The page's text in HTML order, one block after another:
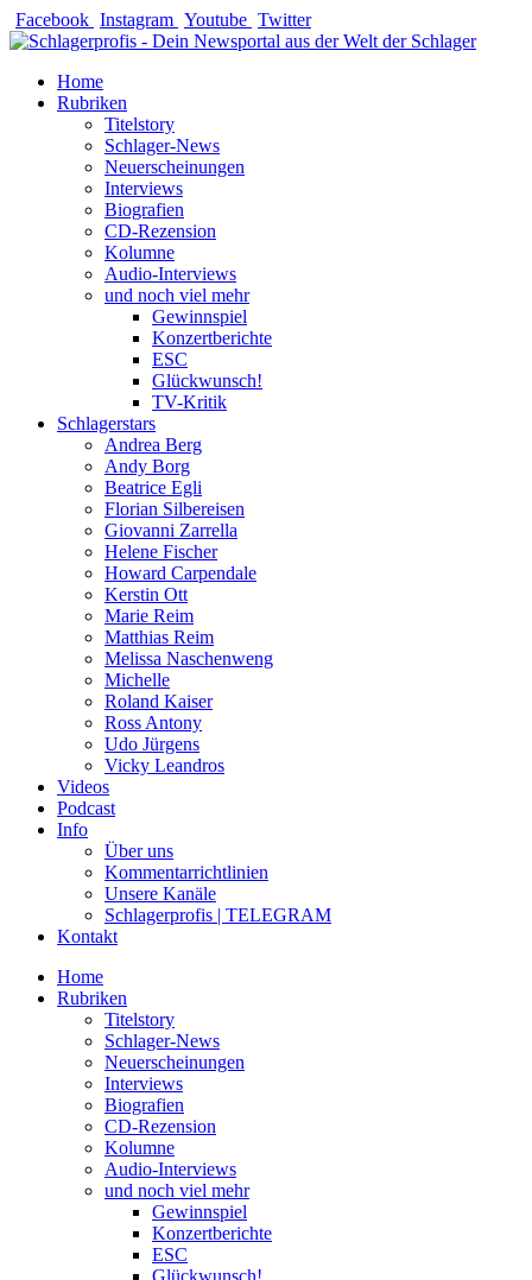
Zum
Inhalt
Facebook Instagram Youtube Twitter
Home
Rubriken
Titelstory
Schlager-News
Neuerscheinungen
Interviews
Biografien
CD-Rezension
Kolumne
Audio-Interviews
und noch viel mehr
Gewinnspiel
Konzertberichte
ESC
Glückwunsch!
TV-Kritik
Schlagerstars
Andrea Berg
Andy Borg
Beatrice Egli
Florian Silbereisen
Giovanni Zarrella
Helene Fischer
Howard Carpendale
Kerstin Ott
Marie Reim
Matthias Reim
Melissa Naschenweng
Michelle
Roland Kaiser
Ross Antony
Udo Jürgens
Vicky Leandros
Videos
Podcast
Info
Über uns
Kommentarrichtlinien
Unsere Kanäle
Schlagerprofis | TELEGRAM
Kontakt
Home
Rubriken
Titelstory
Schlager-News
Neuerscheinungen
Interviews
Biografien
CD-Rezension
Kolumne
Audio-Interviews
und noch viel mehr
Gewinnspiel
Konzertberichte
ESC
Glückwunsch!